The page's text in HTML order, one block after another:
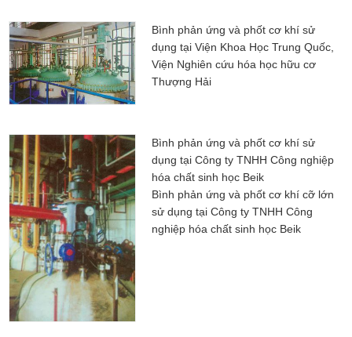
Bình phản ứng và phốt cơ khí sử
dụng tại Viện Khoa Học Trung Quốc,
Viện Nghiên cứu hóa học hữu cơ
Thượng Hải
Bình phản ứng và phốt cơ khí sử
dụng tại Công ty TNHH Công nghiệp
hóa chất sinh học Beik
Bình phản ứng và phốt cơ khí cỡ lớn
sử dụng tại Công ty TNHH Công
nghiệp hóa chất sinh học Beik